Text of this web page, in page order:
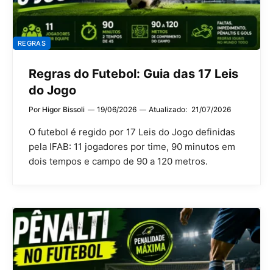
REGRAS
Regras do Futebol: Guia das 17 Leis
do Jogo
Por Higor Bissoli 19/06/2026 Atualizado: 21/07/2026
O futebol é regido por 17 Leis do Jogo definidas
pela IFAB: 11 jogadores por time, 90 minutos em
dois tempos e campo de 90 a 120 metros.